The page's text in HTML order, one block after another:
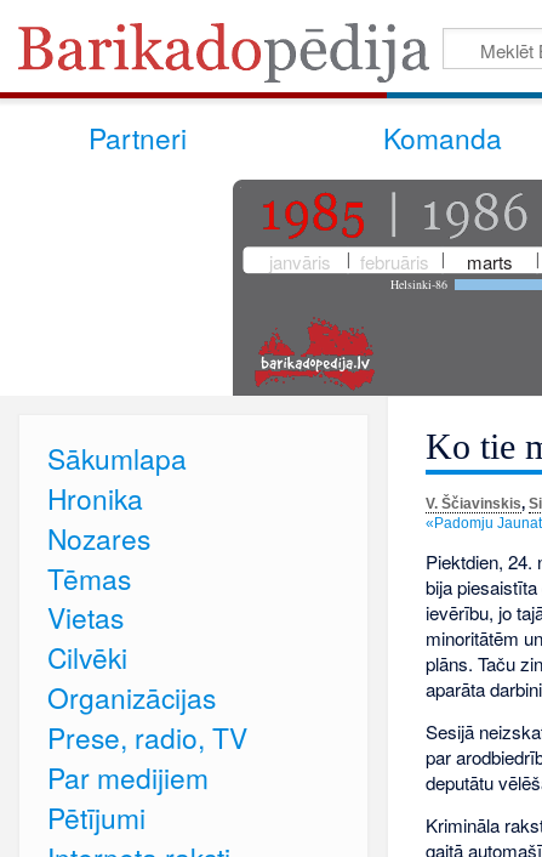
Partneri Komanda
janvāris februāris marts
Helsinki-86
Ko tie
V. Ščiavinskis,
«Padomju
Piektdien, 24.
bija
ievērību, jo
minoritātēm
plāns. Taču
aparāta
Sesijā
par
deputātu
Krimināla
gaitā
Sākumlapa
Hronika
Nozares
Tēmas
Vietas
Cilvēki
Organizācijas
Prese, radio, TV
Par medijiem
Pētījumi